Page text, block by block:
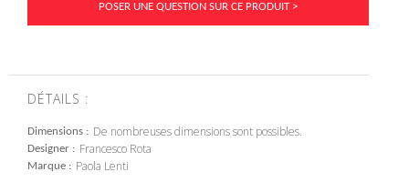
POSER UNE QUESTION SUR CE PRODUIT >
DÉTAILS :
Dimensions De nombreuses dimensions sont possibles.
Designer Francesco Rota
Marque Paola Lenti